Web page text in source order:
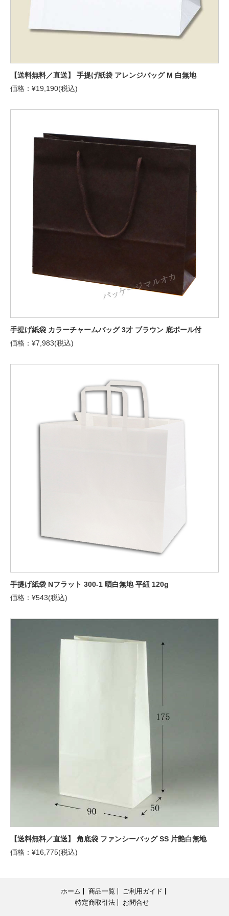
【送料無料／直送】 手提げ紙袋 アレンジバッグ M 白無地
価格：¥19,190(税込)
手提げ紙袋 カラーチャームバッグ 3才 ブラウン 底ボール付
価格：¥7,983(税込)
手提げ紙袋 Nフラット 300-1 晒白無地 平紐 120g
価格：¥543(税込)
【送料無料／直送】 角底袋 ファンシーバッグ SS 片艶白無地
価格：¥16,775(税込)
ホーム 商品一覧
ご利用ガイド
特定商取引法
お問合せ